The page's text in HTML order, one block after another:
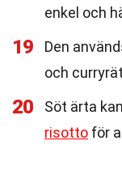
enkel och
19
Den
och
20
Söt ärta
risotto för